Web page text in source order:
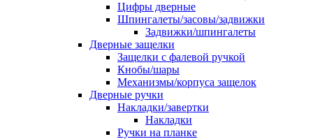
Цифры дверные
Шпингалеты/засовы/задвижки
Задвижки/шпингалеты
Дверные защелки
Защелки с фалевой ручкой
Кнобы/шары
Механизмы/корпуса защелок
Дверные ручки
Накладки/завертки
Накладки
Ручки на планке